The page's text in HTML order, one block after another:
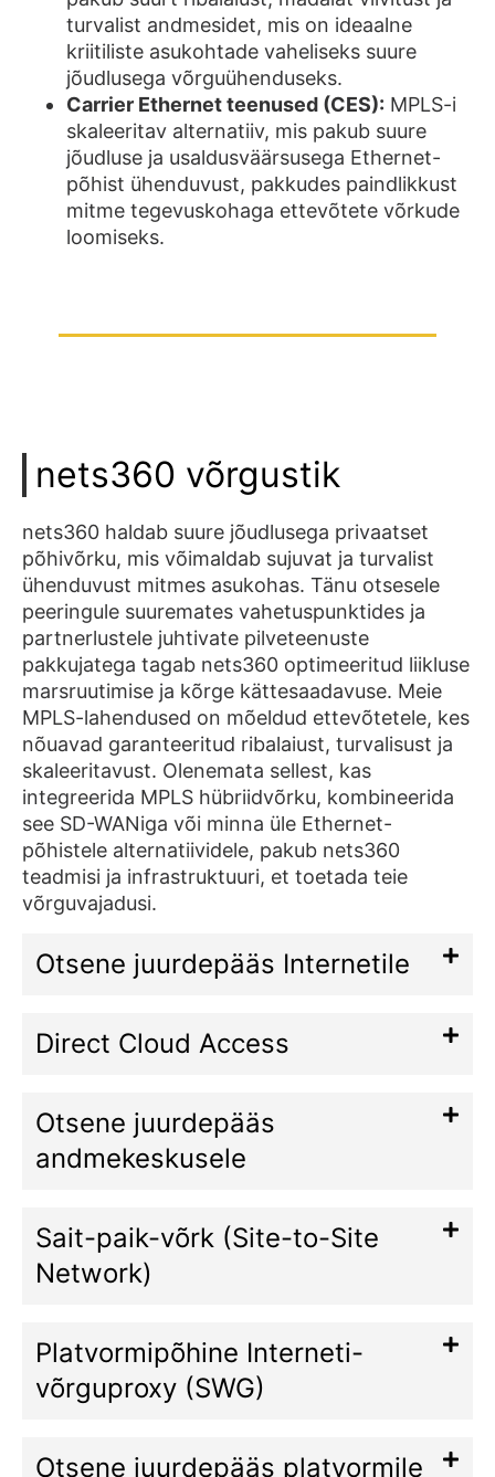
turvalist andmesidet, mis on ideaalne
kriitiliste asukohtade vaheliseks suure
jõudlusega võrguühenduseks.
Carrier Ethernet teenused (CES): MPLS-i
skaleeritav alternatiiv, mis pakub suure
jõudluse ja usaldusväärsusega Ethernet-
põhist ühenduvust, pakkudes paindlikkust
mitme tegevuskohaga ettevõtete võrkude
loomiseks.
nets360 võrgustik
nets360 haldab suure jõudlusega privaatset
põhivõrku, mis võimaldab sujuvat ja turvalist
ühenduvust mitmes asukohas. Tänu otsesele
peeringule suuremates vahetuspunktides ja
partnerlustele juhtivate pilveteenuste
pakkujatega tagab nets360 optimeeritud liikluse
marsruutimise ja kõrge kättesaadavuse. Meie
MPLS-lahendused on mõeldud ettevõtetele, kes
nõuavad garanteeritud ribalaiust, turvalisust ja
skaleeritavust. Olenemata sellest, kas
integreerida MPLS hübriidvõrku, kombineerida
see SD-WANiga või minna üle Ethernet-
põhistele alternatiividele, pakub nets360
teadmisi ja infrastruktuuri, et toetada teie
võrguvajadusi.
Otsene juurdepääs Internetile
Direct Cloud Access
Otsene juurdepääs
andmekeskusele
Sait-paik-võrk (Site-to-Site
Network)
Platvormipõhine Interneti-
võrguproxy (SWG)
Otsene juurdepääs platvormile